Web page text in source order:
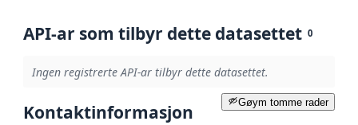
API-ar som tilbyr dette datasettet 0
Ingen registrerte API-ar tilbyr dette datasettet.
Gøym tomme rader
Kontaktinformasjon